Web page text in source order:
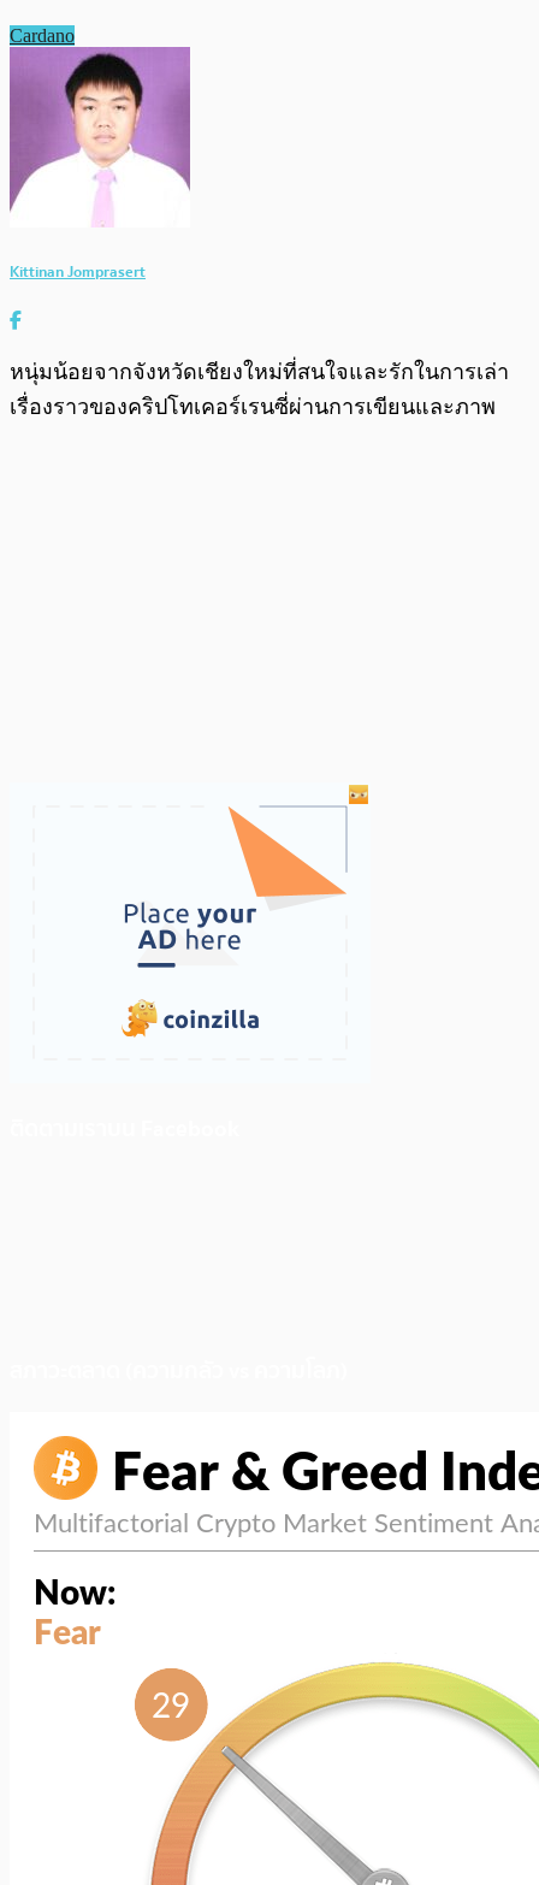
Cardano
Kittinan Jomprasert
หนุ่มน้อยจากจังหวัดเชียงใหม่ที่สนใจและรักในการเล่า
เรื่องราวของคริปโทเคอร์เรนซี่ผ่านการเขียนและภาพ